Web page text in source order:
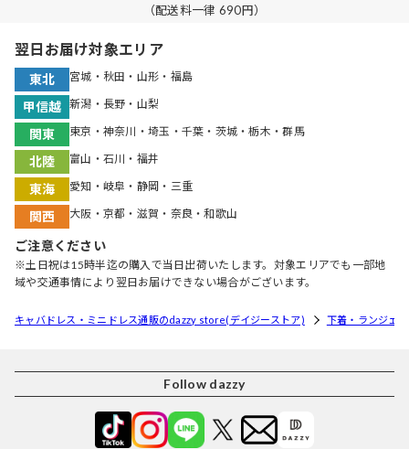
（配送料一律 690円）
翌日お届け対象エリア
東北 宮城・秋田・山形・福島
甲信越 新潟・長野・山梨
関東 東京・神奈川・埼玉・千葉・茨城・栃木・群馬
北陸 富山・石川・福井
東海 愛知・岐阜・静岡・三重
関西 大阪・京都・滋賀・奈良・和歌山
ご注意ください
※土日祝は15時半迄の購入で当日出荷いたします。対象エリアでも一部地
域や交通事情により翌日お届けできない場合がございます。
キャバドレス・ミニドレス通販のdazzy store(デイジーストア) 下着・ランジェ
Follow dazzy